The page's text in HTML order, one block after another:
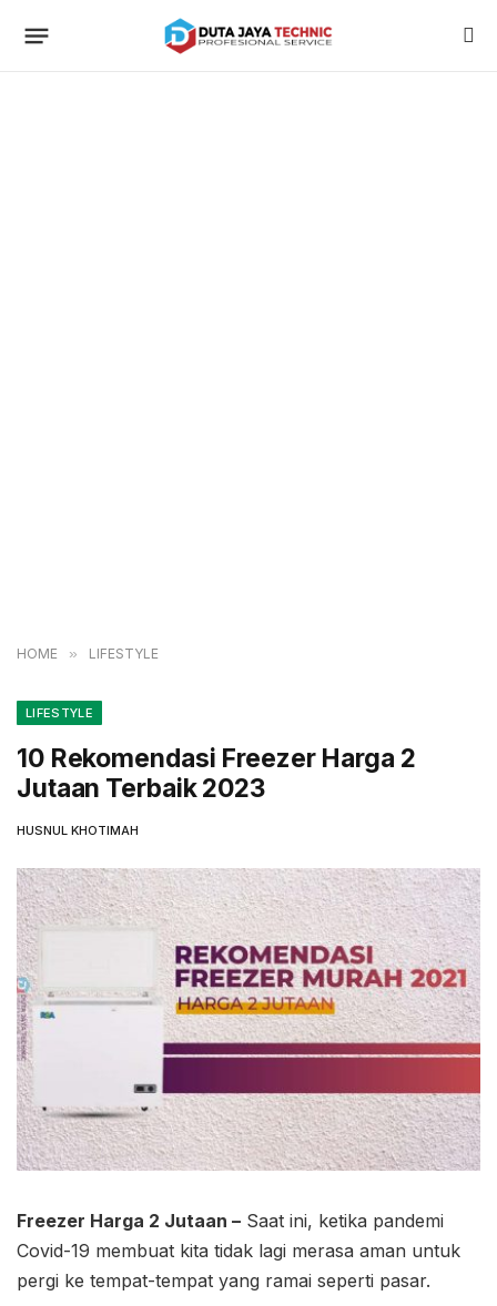
HOME » LIFESTYLE
LIFESTYLE
10 Rekomendasi Freezer Harga 2
Jutaan Terbaik 2023
HUSNUL KHOTIMAH
Freezer Harga 2 Jutaan – Saat ini, ketika pandemi
Covid-19 membuat kita tidak lagi merasa aman untuk
pergi ke tempat-tempat yang ramai seperti pasar.